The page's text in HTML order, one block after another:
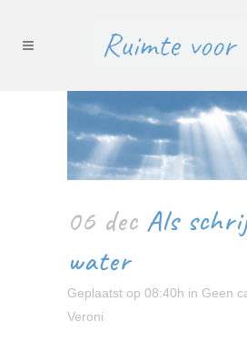
06 dec Als
water
Geplaatst op 08:40h in Geen
Veroni